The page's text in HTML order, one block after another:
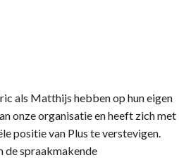
als Matthijs hebben op hun eigen
onze organisatie en heeft zich met
positie van Plus te verstevigen.
spraakmakende